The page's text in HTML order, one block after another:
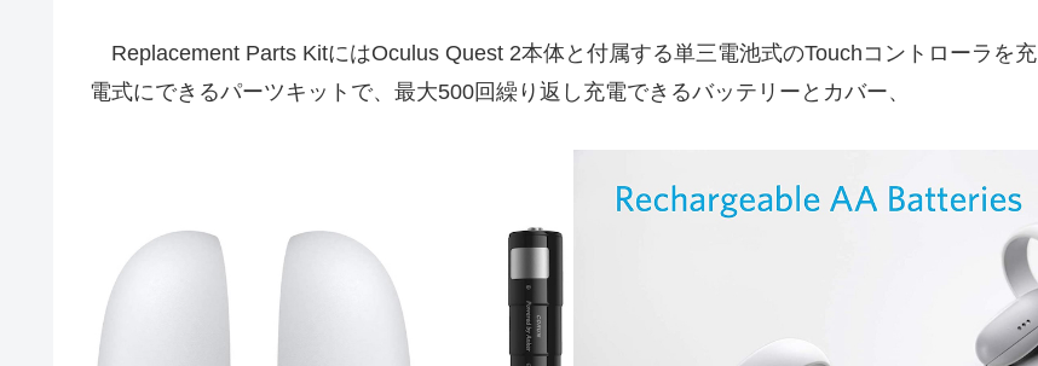
Replacement Parts KitにはOculus Quest 2本体と付属する単三電池式のTouchコントローラを充
電式にできるパーツキットで、最大500回繰り返し充電できるバッテリーとカバー、